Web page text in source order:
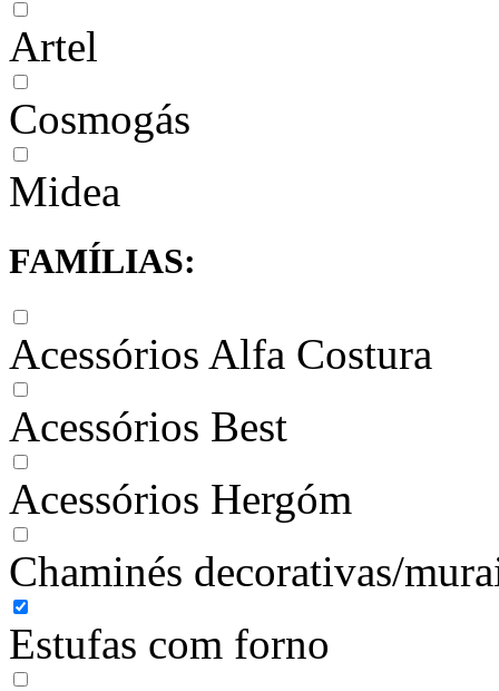
Artel
Cosmogás
Midea
FAMÍLIAS:
Acessórios Alfa Costura
Acessórios Best
Acessórios Hergóm
Chaminés decorativas/
Estufas com forno